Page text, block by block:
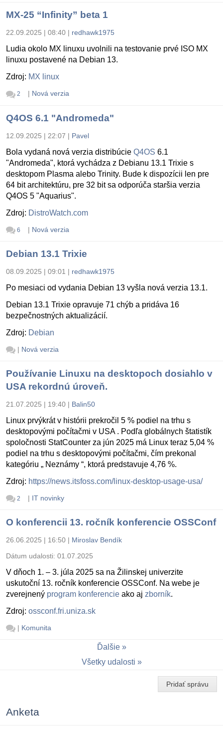
MX-25 “Infinity” beta 1
22.09.2025 | 08:40 | redhawk1975
Ludia okolo MX linuxu uvolnili na testovanie prvé ISO MX
linuxu postavené na Debian 13.
Zdroj: MX linux
2 | Nová verzia
Q4OS 6.1 "Andromeda"
12.09.2025 | 22:07 | Pavel
Bola vydaná nová verzia distribúcie Q4OS 6.1
"Andromeda", ktorá vychádza z Debianu 13.1 Trixie s
desktopom Plasma alebo Trinity. Bude k dispozícii len pre
64 bit architektúru, pre 32 bit sa odporúča staršia verzia
Q4OS 5 "Aquarius".
Zdroj: DistroWatch.com
6 | Nová verzia
Debian 13.1 Trixie
08.09.2025 | 09:01 | redhawk1975
Po mesiaci od vydania Debian 13 vyšla nová verzia 13.1.
Debian 13.1 Trixie opravuje 71 chýb a pridáva 16
bezpečnostných aktualizácií.
Zdroj: Debian
| Nová verzia
Používanie Linuxu na desktopoch dosiahlo v
USA rekordnú úroveň.
21.07.2025 | 19:40 | Balin50
Linux prvýkrát v histórii prekročil 5 % podiel na trhu s
desktopovými počítačmi v USA . Podľa globálnych štatistík
spoločnosti StatCounter za jún 2025 má Linux teraz 5,04 %
podiel na trhu s desktopovými počítačmi, čím prekonal
kategóriu „ Neznámy “, ktorá predstavuje 4,76 %.
Zdroj: https://news.itsfoss.com/linux-desktop-usage-usa/
2 | IT novinky
O konferencii 13. ročník konferencie OSSConf
26.06.2025 | 16:50 | Miroslav Bendík
Dátum udalosti: 01.07.2025
V dňoch 1. – 3. júla 2025 sa na Žilinskej univerzite
uskutoční 13. ročník konferencie OSSConf. Na webe je
zverejnený program konferencie ako aj zborník.
Zdroj: ossconf.fri.uniza.sk
| Komunita
Ďalšie
Všetky udalosti
Pridať správu
Anketa